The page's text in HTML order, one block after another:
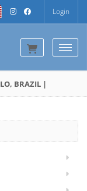
Login
BRAZIL |